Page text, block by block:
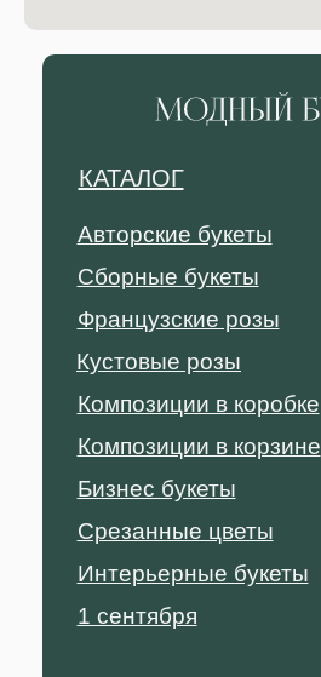
КАТАЛОГ
Авторские букеты
Сборные букеты
Композиции в коробке
Композиции в корзине
Французские розы
Кустовые розы
1 сентября
Бизнес букеты
Срезанные цветы
Интерьерные букеты